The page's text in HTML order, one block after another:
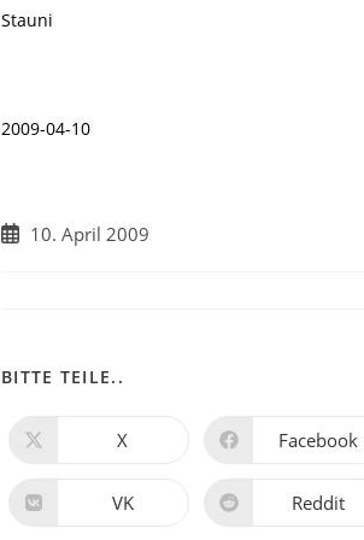
Stauni
2009-04-10
Beitrag10. April 2009
BITTE TEILE..
Öffnet
neuen
Fenster
X Öffnet
neuen
Fenster
Facebook
Öffnet
VK Öffnet
Reddit